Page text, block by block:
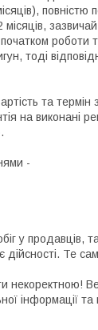
тоді
та термін
на виконані
-
у
Те
некоректною!
інформації та